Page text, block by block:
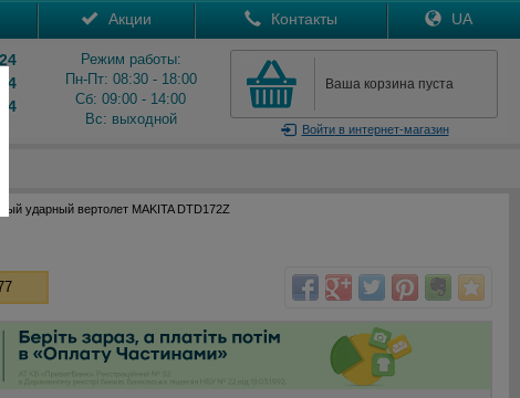
Акции Контакты UA
Режим работы:
Пн-Пт: 08:30 - 18:00
Сб: 09:00 - 14:00
Вс: выходной
Ваша корзина пуста
Войтив интернет-магазин
ударный вертолет MAKITA DTD172Z